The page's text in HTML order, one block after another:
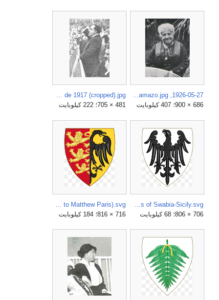
1926-05-27, La Hormiga de Oro, Varios, Vidal (cropped) Constancia Gamazo.jpg
686 × 900؛ 407 كيلوبايت
Andrés Ovejero. Los oradores, perorando, de Campúa, Mundo Gráfico, 30 de mayo de 1917 (cropped).jpg
481 × 705؛ 222 كيلوبايت
706 × 806؛ 68 كيلوبايت
716 × 816؛ 184 كيلوبايت